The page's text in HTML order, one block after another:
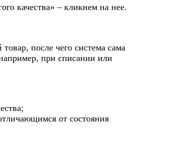
качества» – кликнем на нее.
после чего система сама
при списании или
от состояния